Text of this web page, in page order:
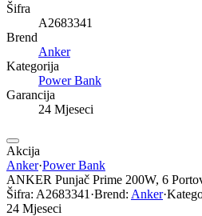
Šifra
A2683341
Brend
Anker
Kategorija
Power Bank
Garancija
24 Mjeseci
Akcija
Anker·Power Bank
ANKER Punjač Prime 200W, 6
Šifra: A2683341 ·Brend: Anker·
24 Mjeseci